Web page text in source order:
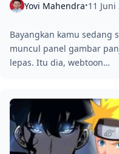
Yovi Mahendra•11 Juni
Bayangkan kamu sedang
muncul panel gambar
lepas. Itu dia, webtoon…